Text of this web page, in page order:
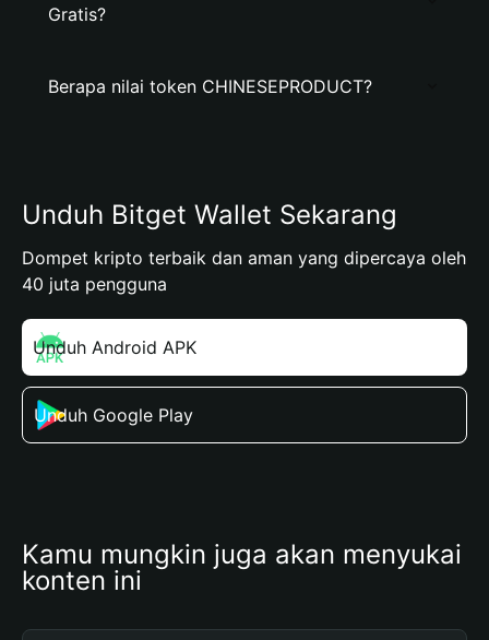
Gratis?
Berapa nilai token CHINESEPRODUCT?
Unduh Bitget Wallet Sekarang
Dompet kripto terbaik dan aman yang dipercaya oleh
40 juta pengguna
Unduh Android APK
Unduh Google Play
Kamu mungkin juga akan menyukai
konten ini